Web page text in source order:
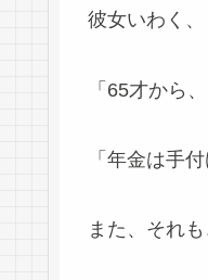
彼女いわく、
「65才から
「年金は手
また、それ